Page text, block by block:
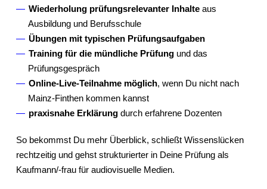
Wiederholung prüfungsrelevanter Inhalteaus
Ausbildung und Berufsschule
Übungen mit typischen Prüfungsaufgaben
Training für die mündliche Prüfungund das
Prüfungsgespräch
Online-Live-Teilnahme möglich, wenn Du nicht nach
Mainz-Finthen kommen kannst
praxisnahe Erklärungdurch erfahrene Dozenten
So bekommst Du mehr Überblick, schließt Wissenslücken
rechtzeitig und gehst strukturierter in Deine Prüfung als
Kaufmann/-frau für audiovisuelle Medien.